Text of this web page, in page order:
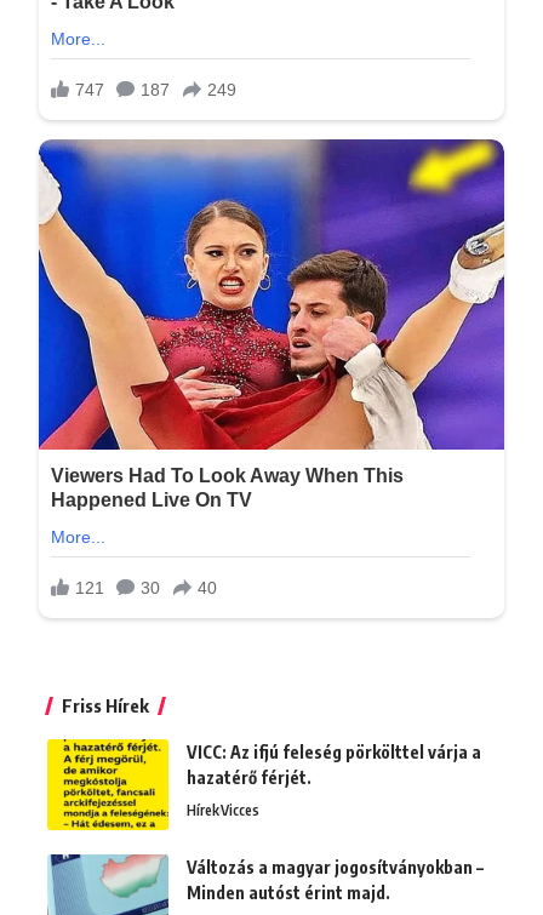
Friss Hírek
VICC: Az ifjú feleség pörkölttel várja a
hazatérő férjét.
HírekVicces
Változás a magyar jogosítványokban –
Minden autóst érint majd.